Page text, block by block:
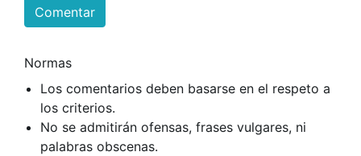
Comentar
Normas
Los comentarios deben basarse en el respeto a
los criterios.
No se admitirán ofensas, frases vulgares, ni
palabras obscenas.